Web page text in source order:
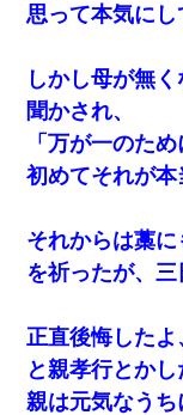
思って本気に
しかし母が無
聞かされ、
「万が一のた
初めてそれが
それからは藁
を祈ったが、三
正直後悔した
と親孝行とかし
親は元気なう